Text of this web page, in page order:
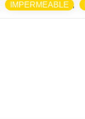
IMPERMEABLE ,